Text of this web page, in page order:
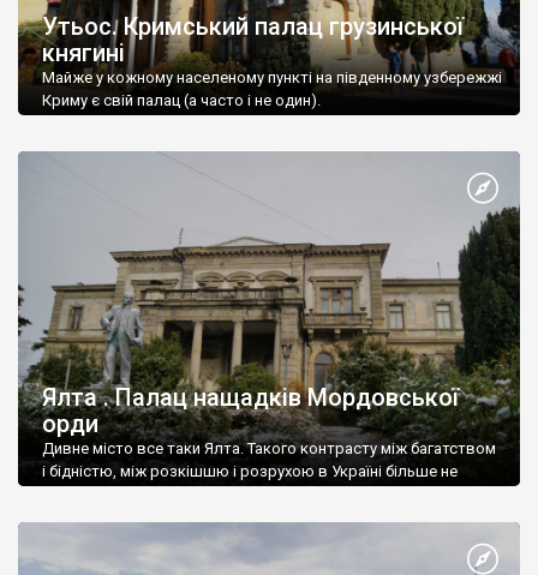
Утьос. Кримський палац грузинської
княгині
Майже у кожному населеному пункті на південному узбережжі
Криму є свій палац (а часто і не один).
Ялта . Палац нащадків Мордовської
орди
Дивне місто все таки Ялта. Такого контрасту між багатством
і бідністю, між розкішшю і розрухою в Україні більше не